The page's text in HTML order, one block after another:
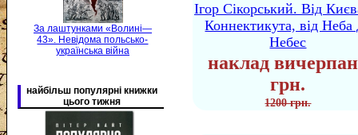
За лаштунками «Волині—
43». Невідома польсько-
українська війна
найбільш популярні книжки
цього тижня
Ігор Сікорський. Від
Коннектикута, від Неба
Небес
наклад
грн.
1200 грн.